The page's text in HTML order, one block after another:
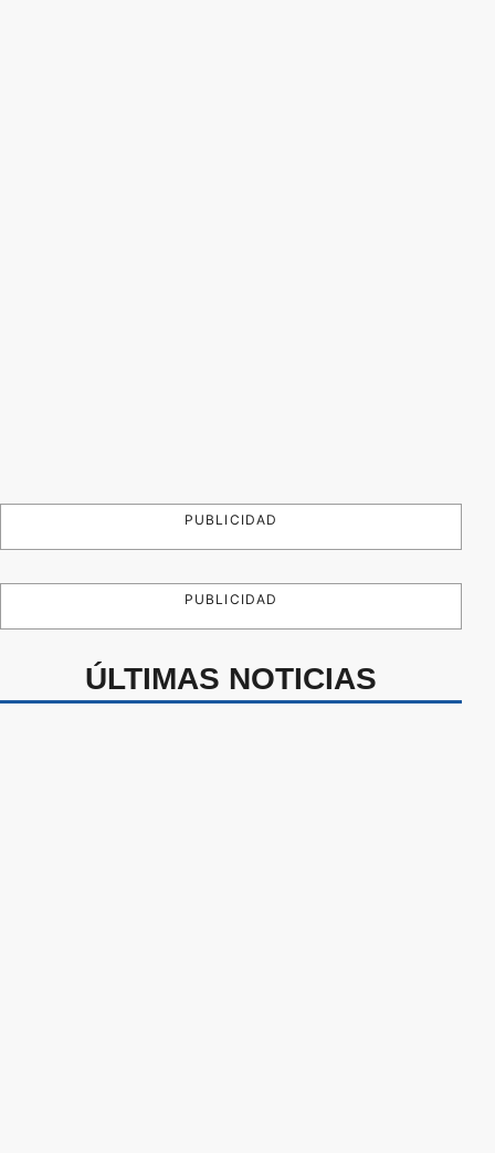
PUBLICIDAD
PUBLICIDAD
ÚLTIMAS NOTICIAS